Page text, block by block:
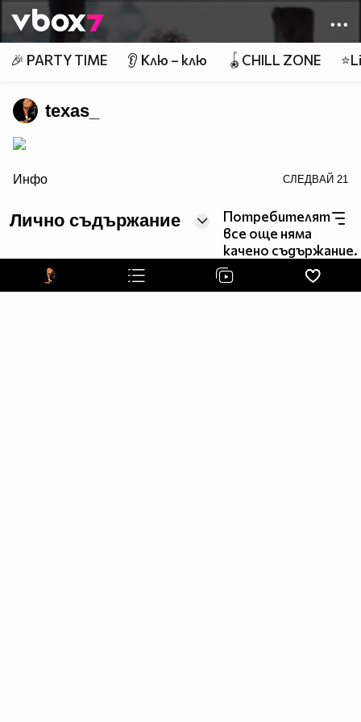
👾
🎉 PARTY TIME 👂 Клю – клю 🪀CHILL ZONE
texas_
Инфо СЛЕДВАЙ 21
Лично съдържание
Потребителят
все още няма
качено съдържание.